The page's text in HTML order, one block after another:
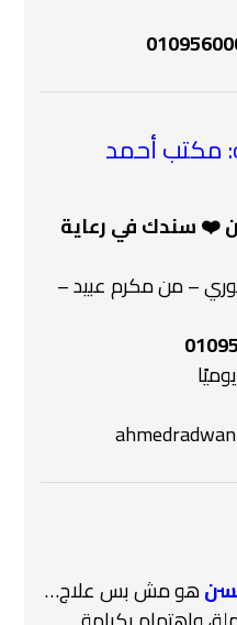
مكتب أحمد
❤️‍ سندك في رعاية
السنهوري – من مكرم عبيد –
هو مش بس علاج…